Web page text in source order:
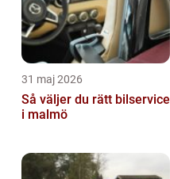
31 maj 2026
Så väljer du rätt bilservice
i malmö